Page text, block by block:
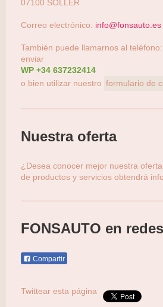
07100 SOLLER
Correo electrónico: info@fonsauto.es
También puede llamarnos al teléfono:
enviar
WP +34 637232414
o bien utilizar nuestro formulario de
Nuestra oferta
¿Desea conocer mejor nuestra
de productos y servicios obtendrá
FONSAUTO en
Compartir
Twittear esta página